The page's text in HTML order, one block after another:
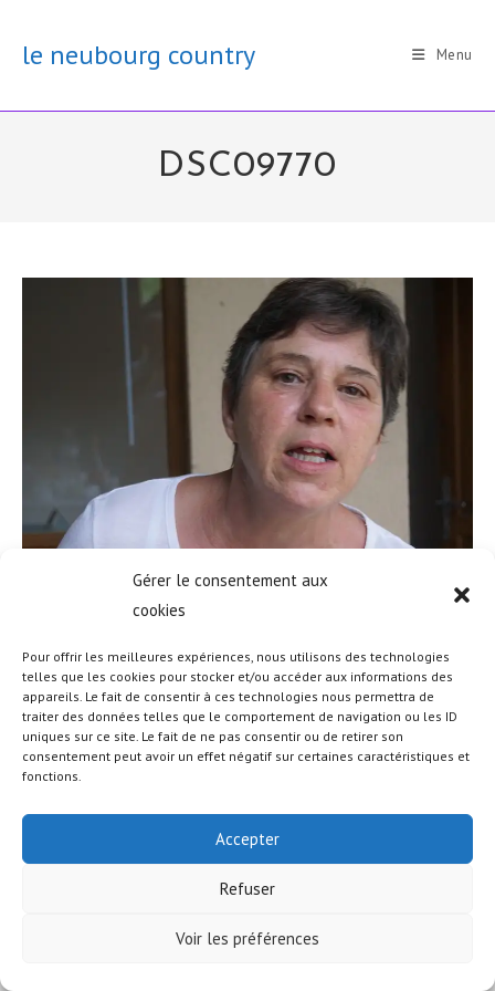
Gérer le consentement aux
cookies
Pour offrir les meilleures expériences, nous utilisons des technologies
telles que les cookies pour stocker et/ou accéder aux informations des
appareils. Le fait de consentir à ces technologies nous permettra de
traiter des données telles que le comportement de navigation ou les ID
uniques sur ce site. Le fait de ne pas consentir ou de retirer son
consentement peut avoir un effet négatif sur certaines caractéristiques et
fonctions.
Accepter
Refuser
Voir les préférences
contentle neubourg country Menu
DSC09770
© COPYRIGHT - OCEANWP THEME BY NICK